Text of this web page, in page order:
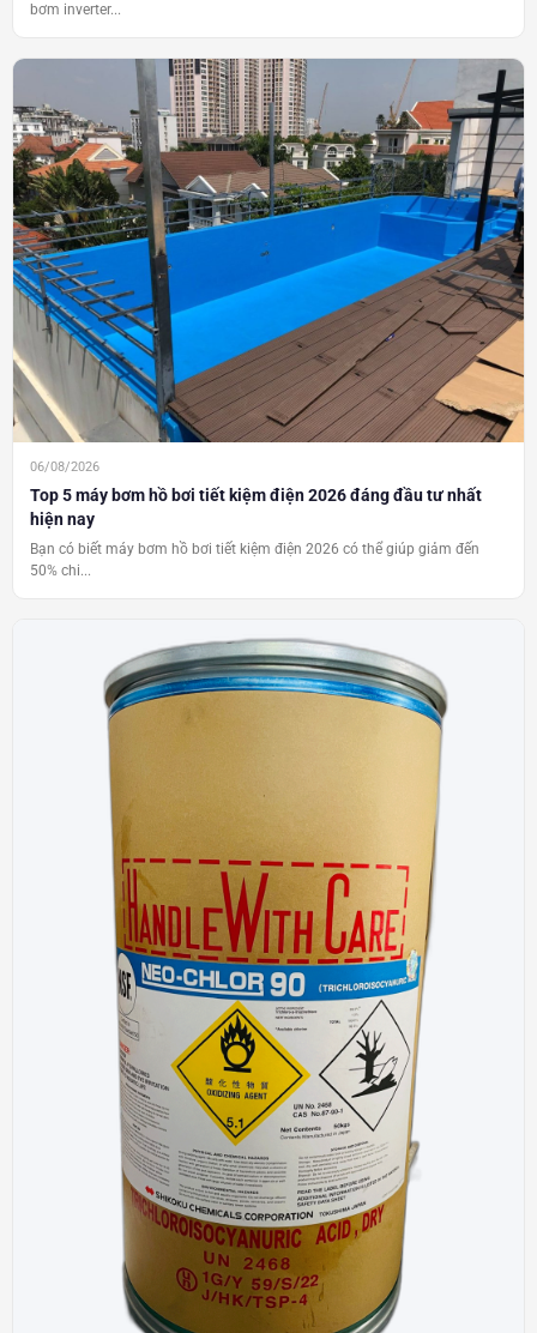
bơm inverter...
06/08/2026
Top 5 máy bơm hồ bơi tiết kiệm điện 2026 đáng đầu tư nhất
hiện nay
Bạn có biết máy bơm hồ bơi tiết kiệm điện 2026 có thể giúp giảm đến
50% chi...